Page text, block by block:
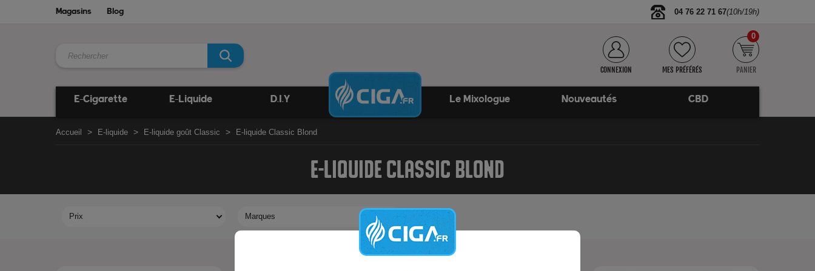
Magasins Blog 04 76 22 71 67(10h/19h)
CONNEXION MES PRÉFÉRÉS PANIER
0
E-Cigarette E-Liquide D.I.Y Le Mixologue Nouveautés CBD
Accueil E-liquide E-liquide goût Classic E-liquide Classic Blond
E-LIQUIDE CLASSIC BLOND
Prix Marques